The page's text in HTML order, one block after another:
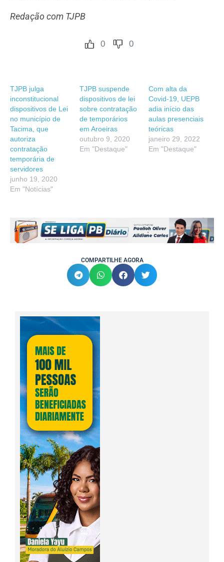
Redação com TJPB
0 0
TJPB julga
inconstitucional
dispositivos de Lei
no município de
Tacima, que
autoriza
contratação
temporária de
servidores
junho 19, 2020
Em "Notícias"
TJPB suspende
dispositivos de lei
sobre contratação
de temporários
em Aroeiras
outubro 9, 2020
Em "Destaque"
Com alta da
Covid-19, UEPB
adia início das
aulas presenciais
teóricas
janeiro 29, 2022
Em "Destaque"
COMPARTILHE AGORA